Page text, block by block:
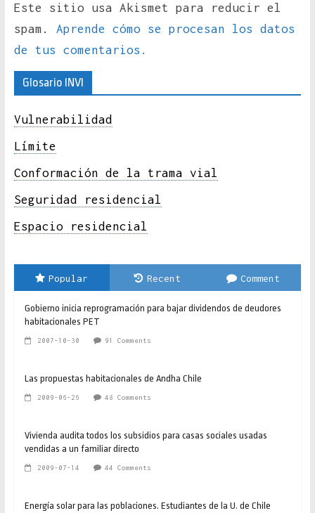
Este sitio usa Akismet para reducir el
spam. Aprende cómo se procesan los datos
de tus comentarios.
Glosario INVI
Vulnerabilidad
Límite
Conformación de la trama vial
Seguridad residencial
Espacio residencial
Popular Recent Comment
Gobierno inicia reprogramación para bajar dividendos de deudores
habitacionales PET
2007-10-30 91 Comments
Las propuestas habitacionales de Andha Chile
2009-06-26 48 Comments
Vivienda audita todos los subsidios para casas sociales usadas
vendidas a un familiar directo
2009-07-14 44 Comments
Energía solar para las poblaciones. Estudiantes de la U. de Chile